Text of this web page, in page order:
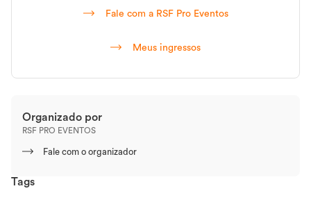
3KM – CASAIS/DUPLAS
6KM – CASAIS/DUPLAS
INSCRIÇÕES
1° LOTE – 05/09/2025 A 10/11/2025
Fale com a RSF Pro Eventos
Meus ingressos
Organizado por
RSF PRO EVENTOS
Fale com o organizador
Tags